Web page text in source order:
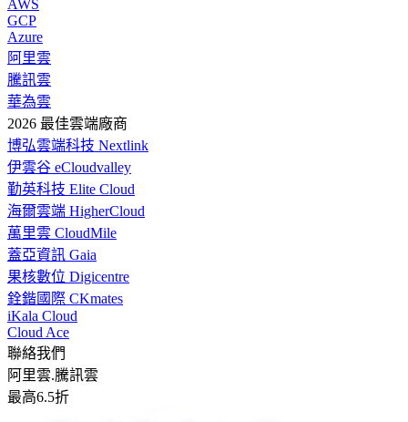
AWS
GCP
Azure
阿里雲
騰訊雲
華為雲
2026 最佳雲端廠商
博弘雲端科技 Nextlink
伊雲谷 eCloudvalley
勤英科技 Elite Cloud
海爾雲端 HigherCloud
萬里雲 CloudMile
蓋亞資訊 Gaia
果核數位 Digicentre
銓鍇國際 CKmates
iKala Cloud
Cloud Ace
聯絡我們
阿里雲.騰訊雲
最高6.5折